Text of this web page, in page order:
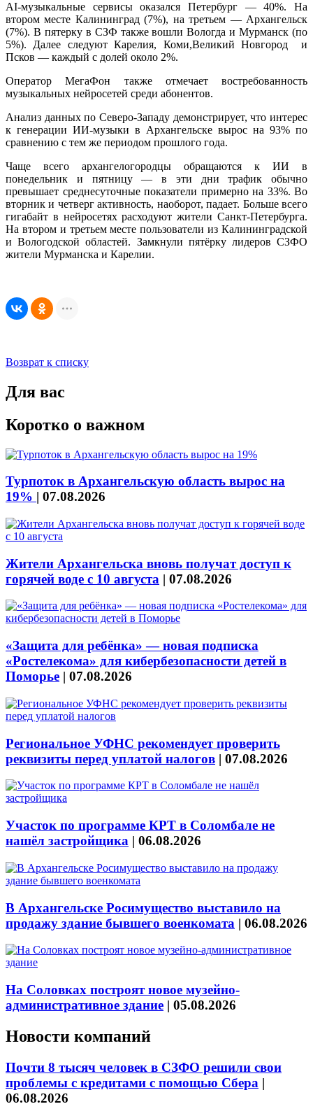
AI-музыкальные сервисы оказался Петербург — 40%. На
втором месте Калининград (7%), на третьем — Архангельск
(7%). В пятерку в СЗФ также вошли Вологда и Мурманск (по
5%). Далее следуют Карелия, Коми,Великий Новгород и
Псков — каждый с долей около 2%.
Оператор МегаФон также отмечает востребованность
музыкальных нейросетей среди абонентов.
Анализ данных по Северо-Западу демонстрирует, что интерес
к генерации ИИ-музыки в Архангельске вырос на 93% по
сравнению с тем же периодом прошлого года.
Чаще всего архангелогородцы обращаются к ИИ в
понедельник и пятницу — в эти дни трафик обычно
превышает среднесуточные показатели примерно на 33%. Во
вторник и четверг активность, наоборот, падает. Больше всего
гигабайт в нейросетях расходуют жители Санкт-Петербурга.
На втором и третьем месте пользователи из Калининградской
и Вологодской областей. Замкнули пятёрку лидеров СЗФО
жители Мурманска и Карелии.
Возврат к списку
Для вас
Коротко о важном
Турпоток в Архангельскую область вырос на
19% | 07.08.2026
Жители Архангельска вновь получат доступ к
горячей воде с 10 августа | 07.08.2026
«Защита для ребёнка» — новая подписка
«Ростелекома» для кибербезопасности детей в
Поморье | 07.08.2026
Региональное УФНС рекомендует проверить
реквизиты перед уплатой налогов | 07.08.2026
Участок по программе КРТ в Соломбале не
нашёл застройщика | 06.08.2026
В Архангельске Росимущество выставило на
продажу здание бывшего военкомата | 06.08.2026
На Соловках построят новое музейно-
административное здание | 05.08.2026
Новости компаний
Почти 8 тысяч человек в СЗФО решили свои
проблемы с кредитами с помощью Сбера |
06.08.2026